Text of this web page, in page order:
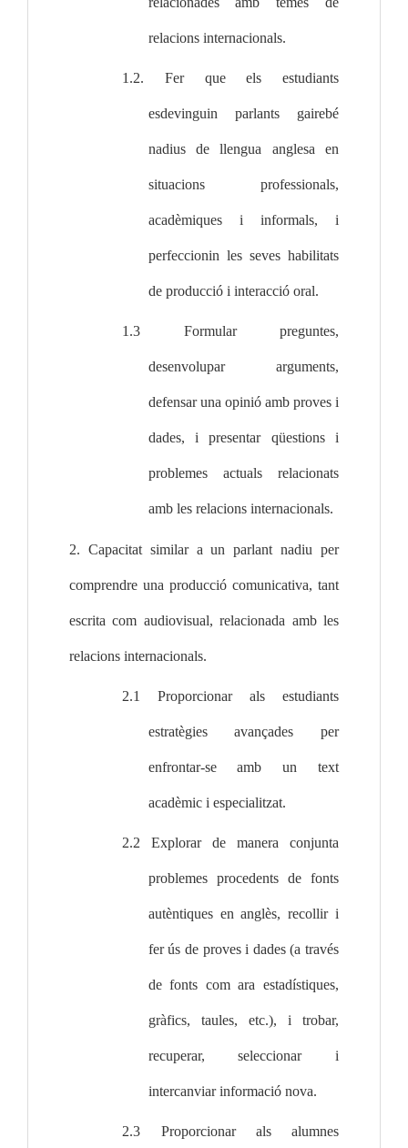
relacions internacionals.
1.2. Fer que els estudiants
esdevinguin parlants gairebé
nadius de llengua anglesa en
situacions professionals,
acadèmiques i informals, i
perfeccionin les seves habilitats
de producció i interacció oral.
1.3 Formular preguntes,
desenvolupar arguments,
defensar una opinió amb proves i
dades, i presentar qüestions i
problemes actuals relacionats
amb les relacions internacionals.
2. Capacitat similar a un parlant nadiu per
comprendre una producció comunicativa, tant
escrita com audiovisual, relacionada amb les
relacions internacionals.
2.1 Proporcionar als estudiants
estratègies avançades per
enfrontar-se amb un text
acadèmic i especialitzat.
2.2 Explorar de manera conjunta
problemes procedents de fonts
autèntiques en anglès, recollir i
fer ús de proves i dades (a través
de fonts com ara estadístiques,
gràfics, taules, etc.), i trobar,
recuperar, seleccionar i
intercanviar informació nova.
2.3 Proporcionar als alumnes